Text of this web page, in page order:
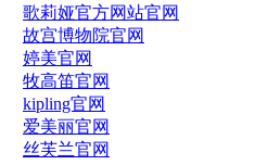
歌莉娅官方网站官网
故宫博物院官网
婷美官网
牧高笛官网
kipling官网
爱美丽官网
丝芙兰官网